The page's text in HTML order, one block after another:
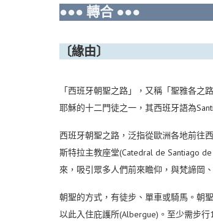
●●● 轉合 ●●●
〔緣由〕
「西班牙朝聖之路」，又稱「聖雅各之
耶穌的十二門徒之一，其西班牙語為
西班牙朝聖之路，泛指從歐洲各地前往
斯特拉主教座堂(Catedral de Santiago
來，吸引眾多人們前來瞻仰，與梵諦岡
朝聖的方式，有徒步、單車或騎馬。朝
以此入住庇護所(Albergue)。至少需步